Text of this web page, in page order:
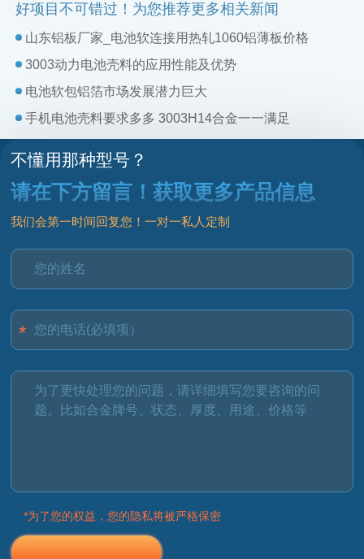
好项目不可错过！为您推荐更多相关新闻
山东铝板厂家_电池软连接用热轧1060铝薄板价格
3003动力电池壳料的应用性能及优势
电池软包铝箔市场发展潜力巨大
手机电池壳料要求多多 3003H14合金一一满足
不懂用那种型号？
请在下方留言！获取更多产品信息
我们会第一时间回复您！一对一私人定制
*为了您的权益，您的隐私将被严格保密